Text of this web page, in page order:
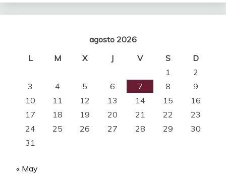
agosto 2026
L
M X J V S
D
1
2
3
4 5 6 7 8
9
10
11 12 13 14 15
16
17
18 19 20 21 22
23
24
25 26 27 28 29
30
31
« May